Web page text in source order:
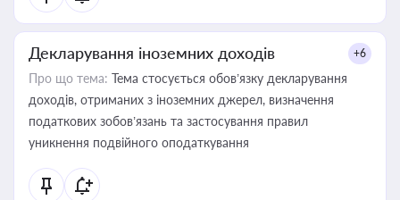
Декларування іноземних доходів +6
Про що тема: Тема стосується обов’язку декларування
доходів, отриманих з іноземних джерел, визначення
податкових зобов’язань та застосування правил
уникнення подвійного оподаткування